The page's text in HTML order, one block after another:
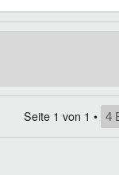
Seite 1 von 1 • 4